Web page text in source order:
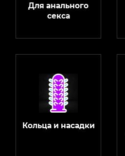
Для анального
секса
Кольца и насадки